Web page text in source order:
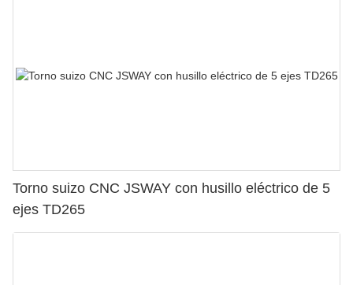
Torno suizo CNC JSWAY con husillo eléctrico de 5
ejes TD265